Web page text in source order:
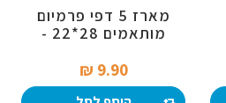
מארז 5 דפי פרמיום
מותאמים 28*22 -
9.90 ₪‎